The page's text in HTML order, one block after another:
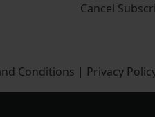
Cancel
Conditions | Privacy